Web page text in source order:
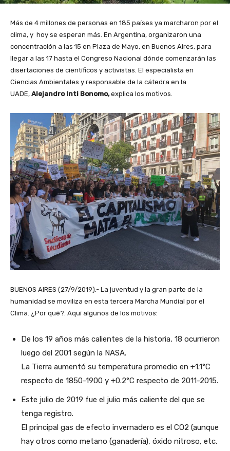
Más de 4 millones de personas en 185 países ya marcharon por el
clima, y hoy se esperan más. En Argentina, organizaron una
concentración a las 15 en Plaza de Mayo, en Buenos Aires, para
llegar a las 17 hasta el Congreso Nacional dónde comenzarán las
disertaciones de científicos y activistas. El especialista en
Ciencias Ambientales y responsable de la cátedra en la
UADE, Alejandro Inti Bonomo,explica los motivos.
BUENOS AIRES (27/9/2019).- La juventud y la gran parte de la
humanidad se moviliza en esta tercera Marcha Mundial por el
Clima. ¿Por qué?. Aquí algunos de los motivos:
De los 19 años más calientes de la historia, 18 ocurrieron
luego del 2001 según la NASA.
La Tierra aumentó su temperatura promedio en +1.1°C
respecto de 1850-1900 y +0.2°C respecto de 2011-2015.
Este julio de 2019 fue el julio más caliente del que se
tenga registro.
El principal gas de efecto invernadero es el CO2 (aunque
hay otros como metano (ganadería), óxido nitroso, etc.